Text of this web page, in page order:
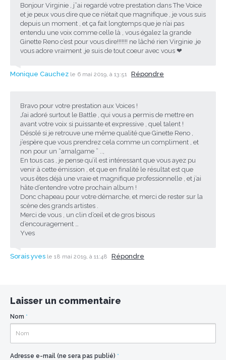
Bonjour Virginie , j”ai regardé votre prestation dans The Voice
et je peux vous dire que ce n’était que magnifique , je vous suis
depuis un moment , et ça fait longtemps que je n’ai pas
entendu une voix comme celle là , vous égalez la grande
Ginette Reno c’est pour vous dire!!!!!!! ne lâché rien Virginie ,je
vous adore vraiment ,je suis de tout coeur avec vous ❤
Monique Cauchez le 6 mai 2019, à 13:51 Répondre
Bravo pour votre prestation aux Voices !
J’ai adoré surtout le Battle , qui vous a permis de mettre en
avant votre voix si puissante et expressive , quel talent !
Désolé si je retrouve une même qualité que Ginette Reno ,
j’espère que vous prendrez cela comme un compliment , et
non pour un “amalgame ” ..,
En tous cas , je pense qu’il est intéressant que vous ayez pu
venir à cette émission , et que en finalité le résultat est que
vous êtes déjà une vraie et magnifique professionnelle , et j’ai
hâte d’entendre votre prochain album !
Donc chapeau pour votre démarche, et merci de rester sur la
scène des grands artistes .
Merci de vous , un clin d’œil et de gros bisous
d’encouragement …
Yves
Sorais yves le 18 mai 2019, à 11:48 Répondre
Laisser un commentaire
Nom *
Adresse e-mail (ne sera pas publié) *